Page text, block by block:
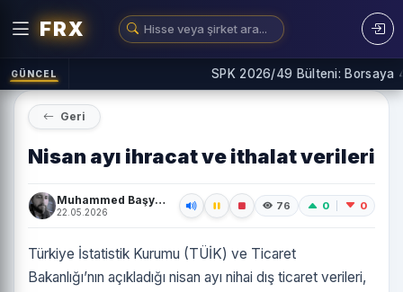
FRX
GÜNCEL SPK 2026/49 Bülteni: Borsaya 4
Geri
Nisan ayı ihracat ve ithalat verileri
Muhammed Başyiğit
22.05.2026 76 0 0
Türkiye İstatistik Kurumu (TÜİK) ve Ticaret
Bakanlığı’nın açıkladığı nisan ayı nihai dış ticaret verileri,